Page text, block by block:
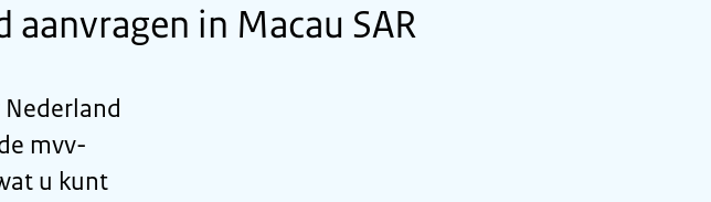
in Macau SAR
mvv-
u kunt